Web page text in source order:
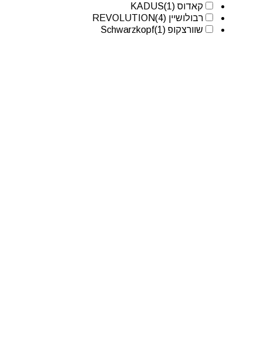
קאדוס KADUS(1)
רבולושיין REVOLUTION(4)
שוורצקופ Schwarzkopf(1)